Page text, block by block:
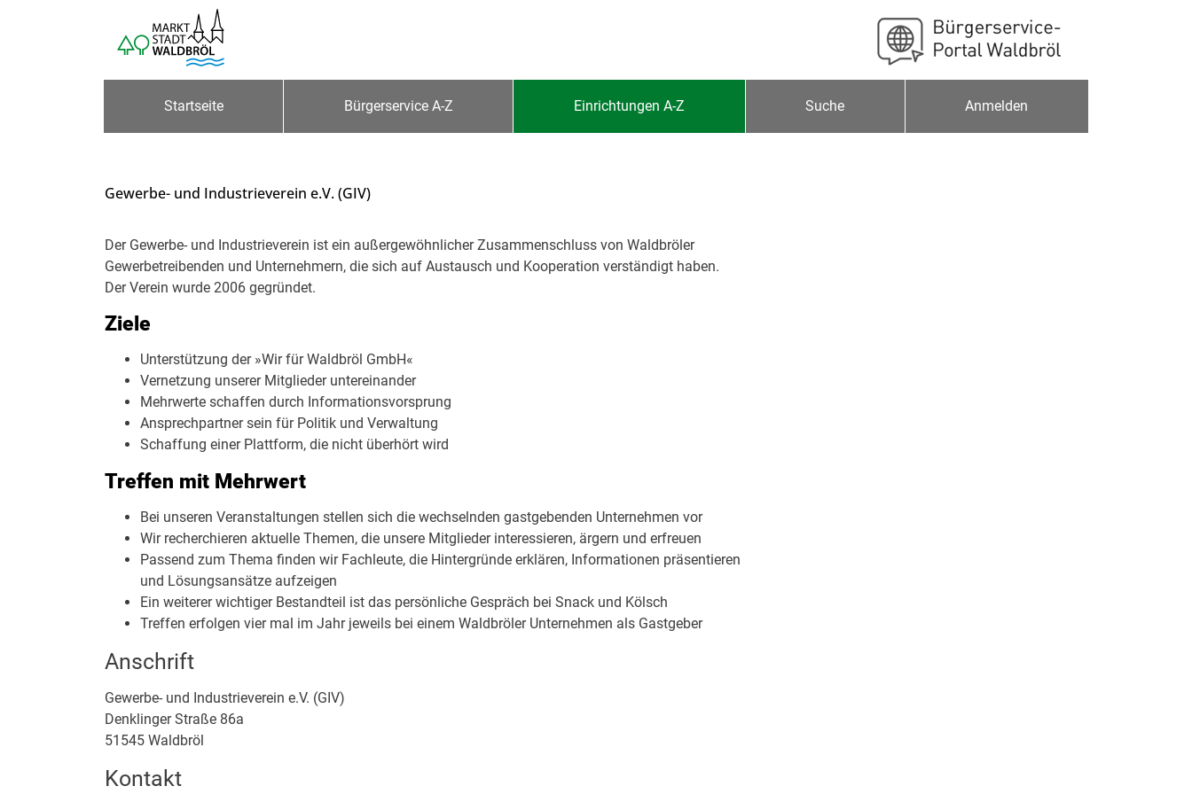
Startseite Bürgerservice A-Z Einrichtungen A-Z Suche Anmelden
Gewerbe- und Industrieverein e.V. (GIV)
Beschreibung
Der Gewerbe- und Industrieverein ist ein außergewöhnlicher Zusammenschluss von Waldbröler
Gewerbetreibenden und Unternehmern, die sich auf Austausch und Kooperation verständigt haben.
Der Verein wurde 2006 gegründet.
Ziele
Unterstützung der »Wir für Waldbröl GmbH«
Vernetzung unserer Mitglieder untereinander
Mehrwerte schaffen durch Informationsvorsprung
Ansprechpartner sein für Politik und Verwaltung
Schaffung einer Plattform, die nicht überhört wird
Treffen mit Mehrwert
Bei unseren Veranstaltungen stellen sich die wechselnden gastgebenden Unternehmen vor
Wir recherchieren aktuelle Themen, die unsere Mitglieder interessieren, ärgern und erfreuen
Passend zum Thema finden wir Fachleute, die Hintergründe erklären, Informationen präsentieren
und Lösungsansätze aufzeigen
Ein weiterer wichtiger Bestandteil ist das persönliche Gespräch bei Snack und Kölsch
Treffen erfolgen vier mal im Jahr jeweils bei einem Waldbröler Unternehmen als Gastgeber
Anschrift
Gewerbe- und Industrieverein e.V. (GIV)
Denklinger Straße 86a
51545 Waldbröl
Kontakt